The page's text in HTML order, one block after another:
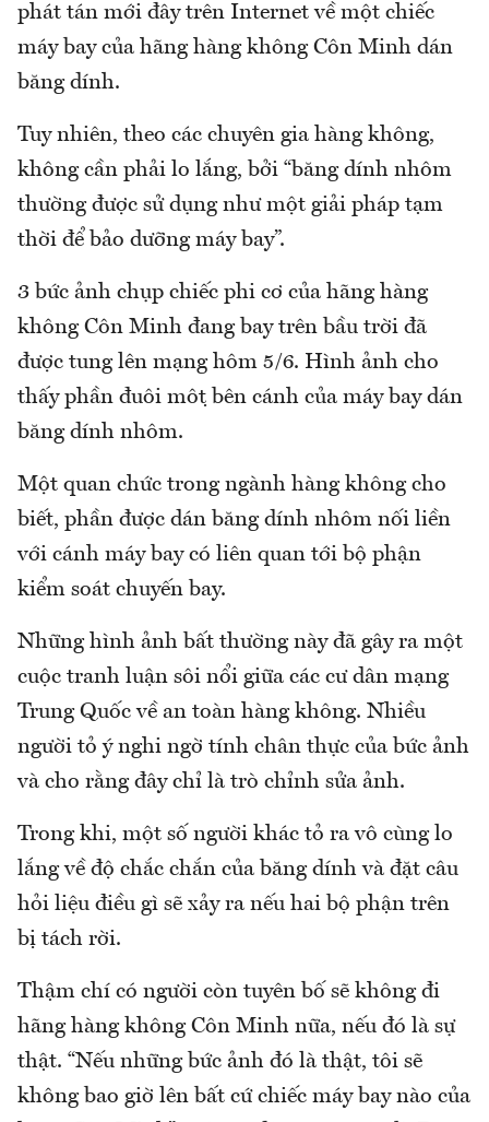
phát tán mới đây trên Internet về một chiếc
máy bay của hãng hàng không Côn Minh dán
băng dính.
Tuy nhiên, theo các chuyên gia hàng không,
không cần phải lo lắng, bởi “băng dính nhôm
thường được sử dụng như một giải pháp tạm
thời để bảo dưỡng máy bay”.
3 bức ảnh chụp chiếc phi cơ của hãng hàng
không Côn Minh đang bay trên bầu trời đã
được tung lên mạng hôm 5/6. Hình ảnh cho
thấy phần đuôi một bên cánh của máy bay dán
băng dính nhôm.
Một quan chức trong ngành hàng không cho
biết, phần được dán băng dính nhôm nối liền
với cánh máy bay có liên quan tới bộ phận
kiểm soát chuyến bay.
Những hình ảnh bất thường này đã gây ra một
cuộc tranh luận sôi nổi giữa các cư dân mạng
Trung Quốc về an toàn hàng không. Nhiều
người tỏ ý nghi ngờ tính chân thực của bức ảnh
và cho rằng đây chỉ là trò chỉnh sửa ảnh.
Trong khi, một số người khác tỏ ra vô cùng lo
lắng về độ chắc chắn của băng dính và đặt câu
hỏi liệu điều gì sẽ xảy ra nếu hai bộ phận trên
bị tách rời.
Thậm chí có người còn tuyên bố sẽ không đi
hãng hàng không Côn Minh nữa, nếu đó là sự
thật. “Nếu những bức ảnh đó là thật, tôi sẽ
không bao giờ lên bất cứ chiếc máy bay nào của